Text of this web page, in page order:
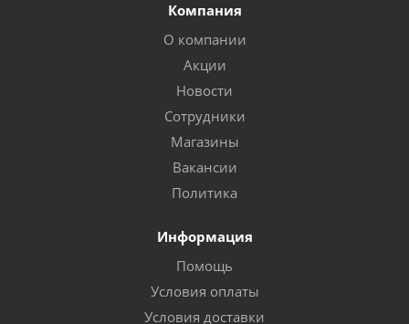
Компания
О компании
Акции
Новости
Сотрудники
Магазины
Вакансии
Политика
Информация
Помощь
Условия оплаты
Условия доставки